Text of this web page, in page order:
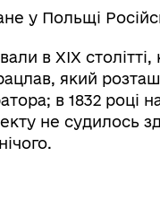
у Польщі
в XIX
який
в 1832 році
не судилось